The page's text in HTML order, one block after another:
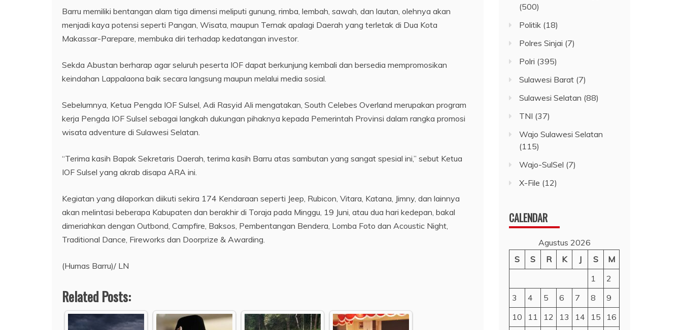
Barru memiliki bentangan alam tiga dimensi meliputi gunung, rimba, lembah, sawah, dan lautan, olehnya akan
menjadi kaya potensi seperti Pangan, Wisata, maupun Ternak apalagi Daerah yang terletak di Dua Kota
Makassar-Parepare, membuka diri terhadap kedatangan investor.
Sekda Abustan berharap agar seluruh peserta IOF dapat berkunjung kembali dan bersedia mempromosikan
keindahan Lappalaona baik secara langsung maupun melalui media sosial.
Sebelumnya, Ketua Pengda IOF Sulsel, Adi Rasyid Ali mengatakan, South Celebes Overland merupakan program
kerja Pengda IOF Sulsel sebagai langkah dukungan pihaknya kepada Pemerintah Provinsi dalam rangka promosi
wisata adventure di Sulawesi Selatan.
“Terima kasih Bapak Sekretaris Daerah, terima kasih Barru atas sambutan yang sangat spesial ini,” sebut Ketua
IOF Sulsel yang akrab disapa ARA ini.
Kegiatan yang dilaporkan diikuti sekira 174 Kendaraan seperti Jeep, Rubicon, Vitara, Katana, Jimny, dan lainnya
akan melintasi beberapa Kabupaten dan berakhir di Toraja pada Minggu, 19 Juni, atau dua hari kedepan, bakal
dimeriahkan dengan Outbond, Campfire, Baksos, Pembentangan Bendera, Lomba Foto dan Acoustic Night,
Traditional Dance, Fireworks dan Doorprize & Awarding.
(Humas Barru)/ LN
Related Posts:
(500)
Politik (18)
Polres Sinjai (7)
Polri (395)
Sulawesi Barat (7)
Sulawesi Selatan (88)
TNI (37)
Wajo Sulawesi Selatan
(115)
Wajo-SulSel (7)
X-File (12)
CALENDAR
Agustus 2026
S
S R K J S
M
1
2
3
4 5 6 7 8
9
10
11 12 13 14 15
16